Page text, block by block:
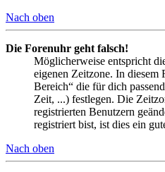
Nach oben
Die Forenuhr geht falsch!
Möglicherweise entspricht
eigenen Zeitzone. In diesem
Bereich“ die für dich
Zeit, ...) festlegen. Die
registrierten Benutzern
registriert bist, ist dies ein
Nach oben